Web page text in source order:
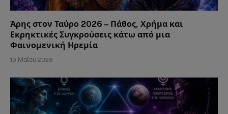
Άρης στον Ταύρο 2026 – Πάθος, Χρήμα και
Εκρηκτικές Συγκρούσεις κάτω από μια
Φαινομενική Ηρεμία
19 Μαΐου 2026